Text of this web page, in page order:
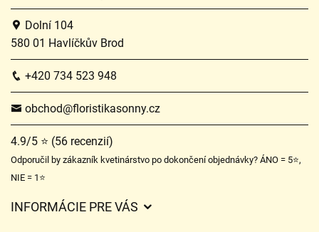
Dolní 104
580 01 Havlíčkův Brod
+420 734 523 948
obchod@floristikasonny.cz
4.9/5 ⭐ (56 recenzií)
Odporučil by zákazník kvetinárstvo po dokončení objednávky? ÁNO = 5⭐,
NIE = 1⭐
INFORMÁCIE PRE VÁS